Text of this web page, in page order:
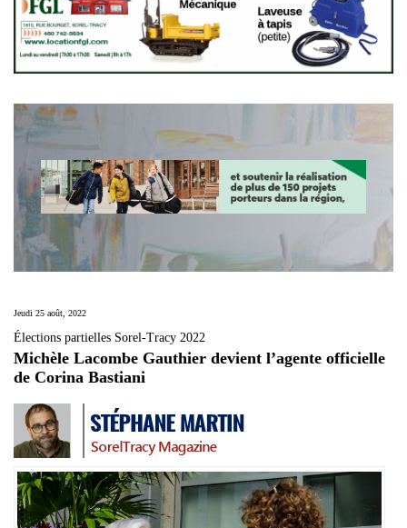
Jeudi 25 août, 2022
Élections partielles Sorel-Tracy 2022
Michèle Lacombe Gauthier devient l’agente officielle
de Corina Bastiani